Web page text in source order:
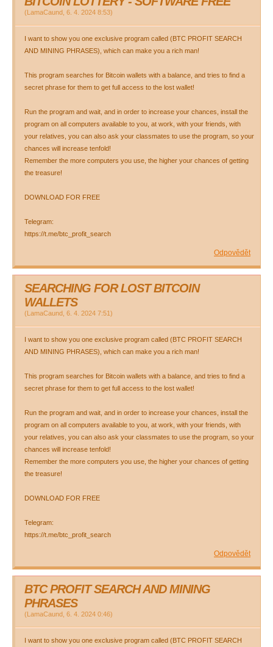
(LamaCaund 6. 4. 2024 8:53)
I want to show you one exclusive program called (BTC PROFIT SEARCH
AND MINING PHRASES), which can make you a rich man!
This program searches for Bitcoin wallets with a balance, and tries to find a
secret phrase for them to get full access to the lost wallet!
Run the program and wait, and in order to increase your chances, install the
program on all computers available to you, at work, with your friends, with
your relatives, you can also ask your classmates to use the program, so your
chances will increase tenfold!
Remember the more computers you use, the higher your chances of getting
the treasure!
DOWNLOAD FOR FREE
Telegram:
https://t.me/btc_profit_search
Odpovědět
SEARCHING FOR LOST BITCOIN
WALLETS
(LamaCaund 6. 4. 2024 7:51)
I want to show you one exclusive program called (BTC PROFIT SEARCH
AND MINING PHRASES), which can make you a rich man!
This program searches for Bitcoin wallets with a balance, and tries to find a
secret phrase for them to get full access to the lost wallet!
Run the program and wait, and in order to increase your chances, install the
program on all computers available to you, at work, with your friends, with
your relatives, you can also ask your classmates to use the program, so your
chances will increase tenfold!
Remember the more computers you use, the higher your chances of getting
the treasure!
DOWNLOAD FOR FREE
Telegram:
https://t.me/btc_profit_search
Odpovědět
BTC PROFIT SEARCH AND MINING
PHRASES
(LamaCaund 6. 4. 2024 0:46)
I want to show you one exclusive program called (BTC PROFIT SEARCH